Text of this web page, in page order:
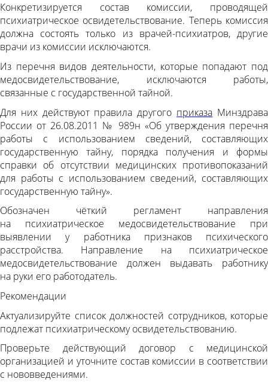
Конкретизируется состав комиссии, проводящей
психиатрическое освидетельствование. Теперь комиссия
должна состоять только из врачей-психиатров, другие
врачи из комиссии исключаются.
Из перечня видов деятельности, которые попадают под
медосвидетельствование, исключаются работы,
связанные с государственной тайной.
Для них действуют правила другого приказа Минздрава
России от 26.08.2011 № 989н «Об утверждения перечня
работы с использованием сведений, составляющих
государственную тайну, порядка получения и формы
справки об отсутствии медицинских противопоказаний
для работы с использованием сведений, составляющих
государственную тайну»‎.
Обозначен чёткий регламент направления
на психиатрическое медосвидетельствование при
выявлении у работника признаков психического
расстройства. Направление на психиатрическое
медосвидетельствование должен выдавать работнику
на руки его работодатель.
Рекомендации
Актуализируйте список должностей сотрудников, которые
подлежат психиатрическому освидетельствованию.
Проверьте действующий договор с медицинской
организацией и уточните состав комиссии в соответствии
с нововведениями.